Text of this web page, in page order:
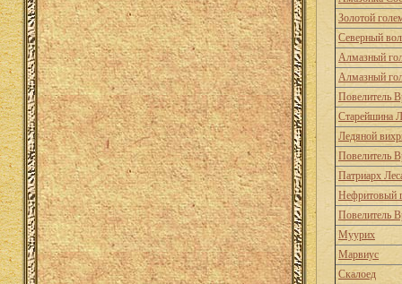
Золотой
Северный
Алмазный
Алмазный
Повелитель
Старейшина
Ледяной
Повелитель
Патриарх
Нефритовый
Повелитель
Муурих
Марвиус
Скалоед